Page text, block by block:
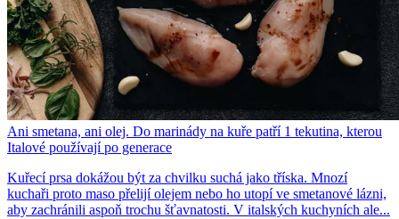
Ani smetana, ani olej. Do marinády na kuře patří 1 tekutina, kterou
Italové používají po generace
Kuřecí prsa dokážou být za chvilku suchá jako tříska. Mnozí
kuchaři proto maso přelijí olejem nebo ho utopí ve smetanové lázni,
aby zachránili aspoň trochu šťavnatosti. V italských kuchyních ale...